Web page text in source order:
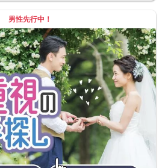
男性先行中！